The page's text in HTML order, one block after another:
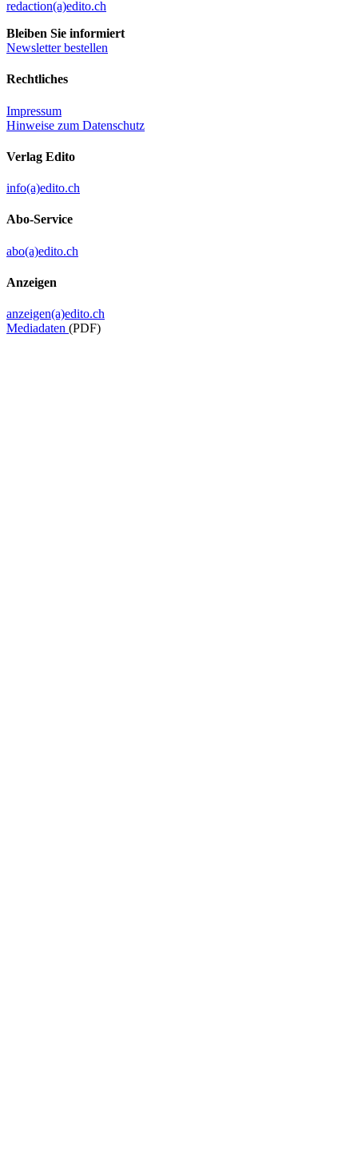
redaction(a)edito.ch
Bleiben Sie informiert
Newsletter bestellen
Rechtliches
Impressum
Hinweise zum Datenschutz
Verlag Edito
info(a)edito.ch
Abo-Service
abo(a)edito.ch
Anzeigen
anzeigen(a)edito.ch
Mediadaten (PDF)